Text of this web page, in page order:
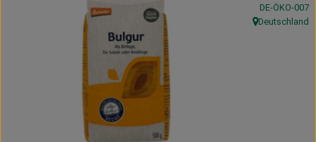
Vorratskammer
Haus, Garten & Co.
,DE-ÖKO-007
, Herkunft:
Deutschland